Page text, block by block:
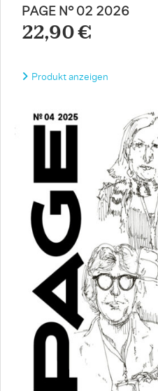
PAGE N° 02 2026
22,90 €
Produkt anzeigen